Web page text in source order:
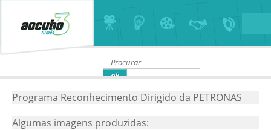
Programa Reconhecimento Dirigido da PETRONAS
Algumas imagens produzidas: